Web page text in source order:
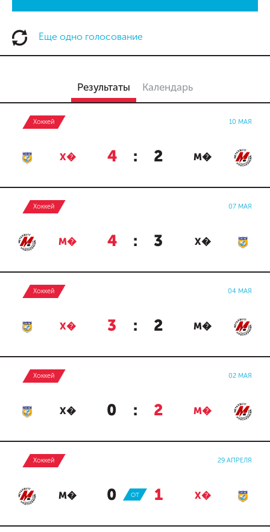
Еще одно голосование
Результаты Календарь
Хоккей 10 МАЯ
Х� 4 : 2 М�
Хоккей 07 МАЯ
М� 4 : 3 Х�
Хоккей 04 МАЯ
Х� 3 : 2 М�
Хоккей 02 МАЯ
Х� 0 : 2 М�
Хоккей 29 АПРЕЛЯ
М� 0 : 1 Х�
ОТ